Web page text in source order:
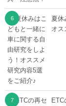
夏休
オス